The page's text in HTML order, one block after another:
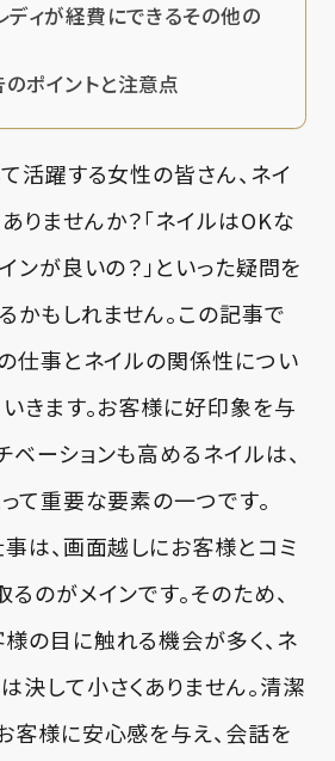
ディが経費にできるその他の
ポイントと注意点
て活躍する女性の皆さん、ネイ
りませんか？「ネイルはOKな
ンが良いの？」といった疑問を
かもしれません。この記事で
の仕事とネイルの関係性につい
いきます。お客様に好印象を与
ベーションも高めるネイルは、
て重要な要素の一つです。
事は、画面越しにお客様とコミ
のがメインです。そのため、
の目に触れる機会が多く、ネ
決して小さくありません。清潔
客様に安心感を与え、会話を